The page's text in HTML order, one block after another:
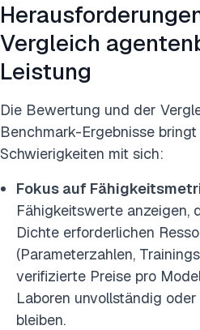
Vergleich
Leistung
Die Bewertung und der
Benchmark-Ergebnisse
Schwierigkeiten mit sich:
Fokus auf
Fähigkeitswerte anzeigen,
Dichte erforderlichen
(Parameterzahlen,
verifizierte Preise pro
Laboren unvollständig
bleiben.